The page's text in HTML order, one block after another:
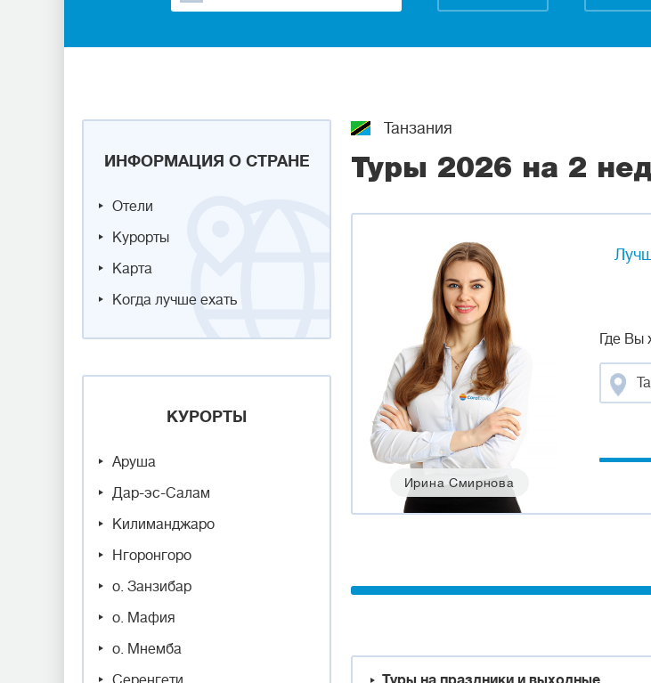
ИНФОРМАЦИЯ О СТРАНЕ
Отели
Курорты
Карта
Когда лучше ехать
КУРОРТЫ
Аруша
Дар-эс-Салам
Килиманджаро
Нгоронгоро
о. Занзибар
о. Мафия
о. Мнемба
Танзания
Туры 2026 на 2
Ирина Смирнова
Где Вы